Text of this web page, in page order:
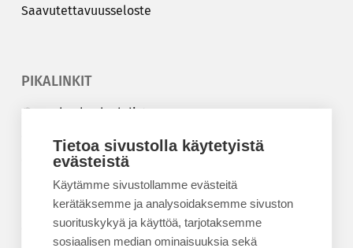
Tietoa sivustolla käytetyistä
evästeistä
Käytämme sivustollamme evästeitä
kerätäksemme ja analysoidaksemme sivuston
suorituskykyä ja käyttöä, tarjotaksemme
sosiaalisen median ominaisuuksia sekä
Saa­vu­tet­ta­vuus­se­los­te
PIKALINKIT
Korkeakouluyhdistys
Kesäyliopisto
Epanet
BLOGIT
Kesäyliopiston blogi